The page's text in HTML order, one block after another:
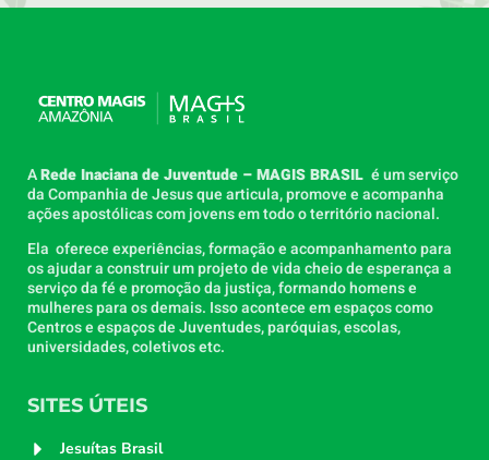
ARede Inaciana de Juventude – MAGIS BRASIL é um serviço
da Companhia de Jesus que articula, promove e acompanha
ações apostólicas com jovens em todo o território nacional.
Ela oferece experiências, formação e acompanhamento para
os ajudar a construir um projeto de vida cheio de esperança a
serviço da fé e promoção da justiça, formando homens e
mulheres para os demais. Isso acontece em espaços como
Centros e espaços de Juventudes, paróquias, escolas,
universidades, coletivos etc.
SITES ÚTEIS
Jesuítas Brasil